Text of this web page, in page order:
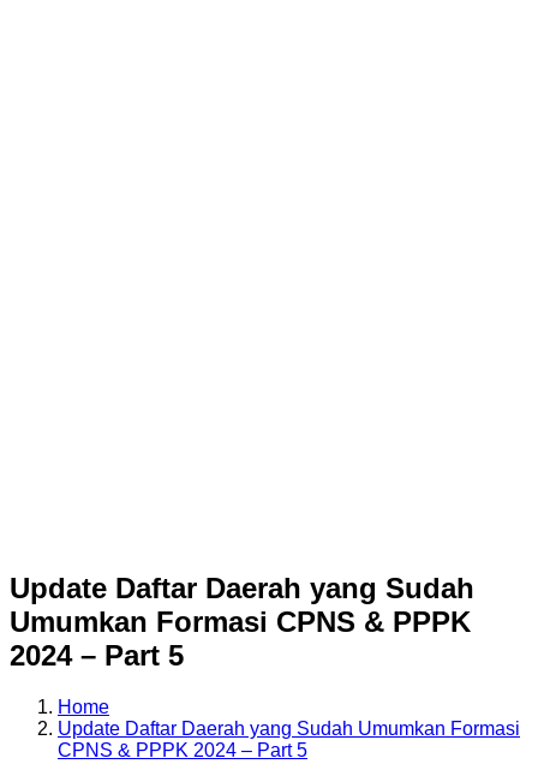
Update Daftar Daerah yang Sudah
Umumkan Formasi CPNS & PPPK
2024 – Part 5
Home
Update Daftar Daerah yang Sudah Umumkan Formasi
CPNS & PPPK 2024 – Part 5